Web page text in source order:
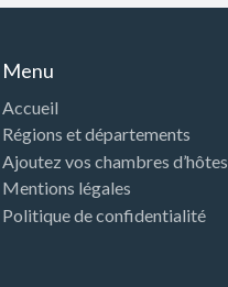
Menu
Accueil
Régions et départements
Ajoutez vos chambres d’hôtes
Mentions légales
Politique de confidentialité